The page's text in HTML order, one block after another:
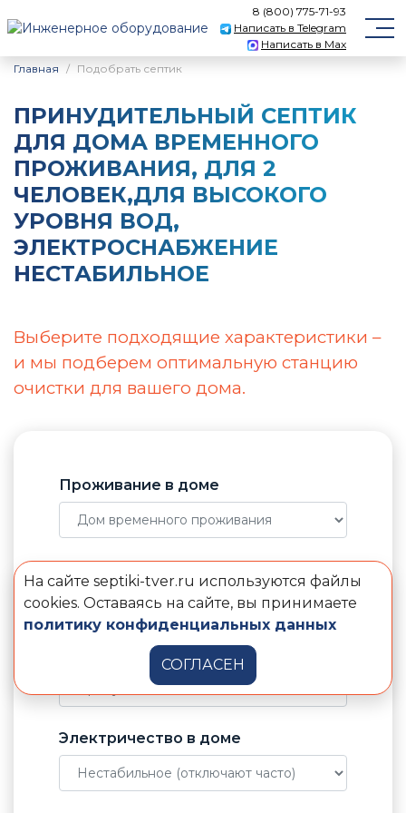
8 (800) 775-71-93
Написать в Telegram
Написать в Max
Главная
Подобрать септик
ПРИНУДИТЕЛЬНЫЙ CЕПТИК
ДЛЯ ДОМА ВРЕМЕННОГО
ПРОЖИВАНИЯ, ДЛЯ 2
ЧЕЛОВЕК,ДЛЯ ВЫСОКОГО
УРОВНЯ ВОД,
ЭЛЕКТРОСНАБЖЕНИЕ
НЕСТАБИЛЬНОЕ
Выберите подходящие характеристики –
и мы подберем оптимальную станцию
очистки для вашего дома.
Проживание в доме
Отвод воды от септика
Электричество в доме
На сайте septiki-tver.ru используются файлы
cookies. Оставаясь на сайте, вы принимаете
политику конфиденциальных данных
СОГЛАСЕН